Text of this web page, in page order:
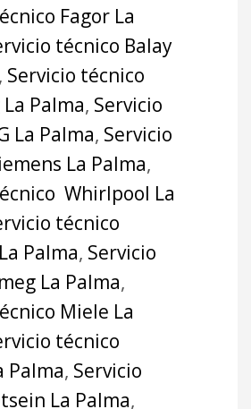
Fagor La
técnico Balay
, Servicio técnico
Palma, Servicio
La Palma, Servicio
La Palma,
Whirlpool La
técnico
Palma, Servicio
La Palma,
Miele La
técnico
Palma, Servicio
La Palma,